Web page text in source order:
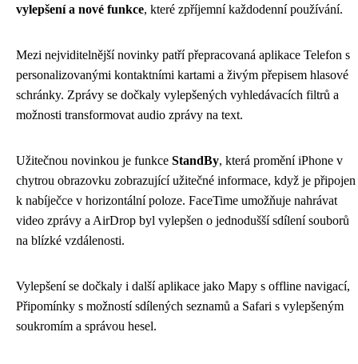
vylepšení a nové funkce, které zpříjemní každodenní používání.
Mezi nejviditelnější novinky patří přepracovaná aplikace Telefon s
personalizovanými kontaktními kartami a živým přepisem hlasové
schránky. Zprávy se dočkaly vylepšených vyhledávacích filtrů a
možnosti transformovat audio zprávy na text.
Užitečnou novinkou je funkce StandBy, která promění iPhone v
chytrou obrazovku zobrazující užitečné informace, když je připojen
k nabíječce v horizontální poloze. FaceTime umožňuje nahrávat
video zprávy a AirDrop byl vylepšen o jednodušší sdílení souborů
na blízké vzdálenosti.
Vylepšení se dočkaly i další aplikace jako Mapy s offline navigací,
Připomínky s možností sdílených seznamů a Safari s vylepšeným
soukromím a správou hesel.